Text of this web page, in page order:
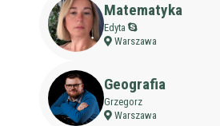
Matematyka
Edyta
Warszawa
Geografia
Grzegorz
Warszawa